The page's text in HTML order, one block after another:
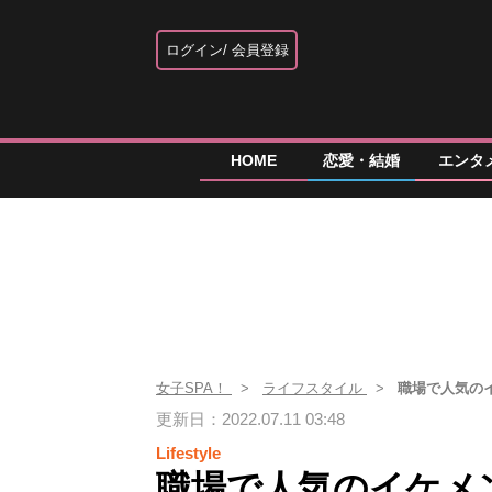
ログイン 会員登録
HOME 恋愛・結婚 エンタ
女子SPA！ ライフスタイル 職場で人気の
更新日：2022.07.11 03:48
Lifestyle